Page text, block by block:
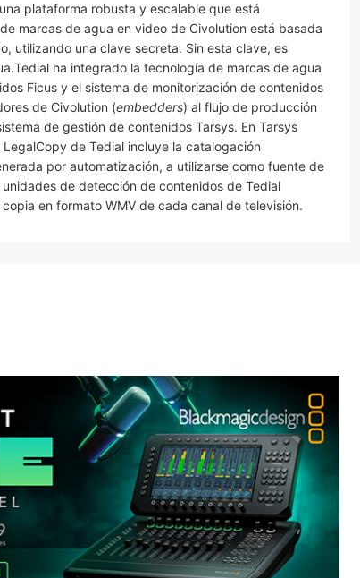
plataforma robusta y escalable que está
marcas de agua en video de Civolution está basada
utilizando una clave secreta. Sin esta clave, es
ha integrado la tecnología de marcas de agua
Ficus y el sistema de monitorización de contenidos
de Civolution (embedders) al flujo de producción
de gestión de contenidos Tarsys. En Tarsys
de Tedial incluye la catalogación
por automatización, a utilizarse como fuente de
de detección de contenidos de Tedial
en formato WMV de cada canal de televisión.